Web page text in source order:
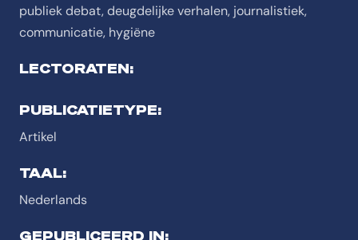
publiek debat, deugdelijke verhalen, journalistiek,
communicatie, hygiëne
LECTORATEN:
PUBLICATIETYPE:
Artikel
TAAL:
Nederlands
GEPUBLICEERD IN: